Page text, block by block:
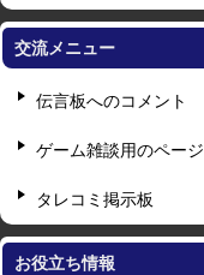
交流メニュー
伝言板へのコメント
ゲーム雑談用のページ
タレコミ掲示板
お役立ち情報